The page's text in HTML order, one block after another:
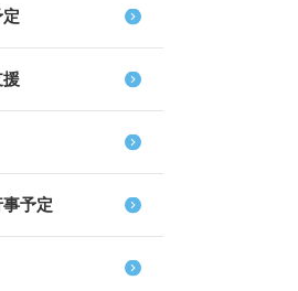
援
予定